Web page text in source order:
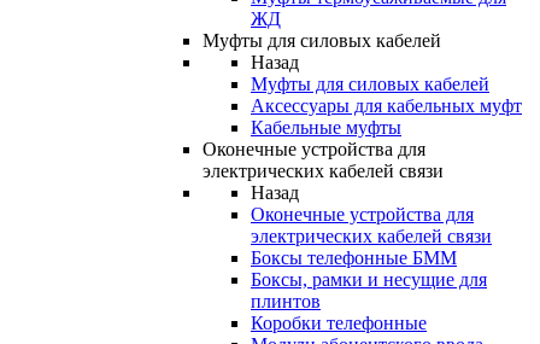
ЖД
Муфты для силовых кабелей
Назад
Муфты для силовых кабелей
Аксессуары для кабельных муфт
Кабельные муфты
Оконечные устройства для
электрических кабелей связи
Назад
Оконечные устройства для
электрических кабелей связи
Боксы телефонные БММ
Боксы, рамки и несущие для
плинтов
Коробки телефонные